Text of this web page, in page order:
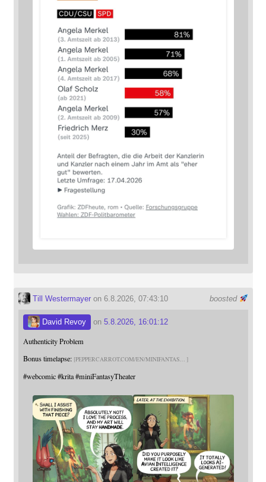
boosted
Till Westermayeron 6.8.2026, 07:43:10
David Revoy on 5.8.2026, 16:01:12
Authenticity Problem
Bonus timelapse: PEPPERCARROT.COM/EN/MINIFANTAS
#webcomic #krita #miniFantasyTheater